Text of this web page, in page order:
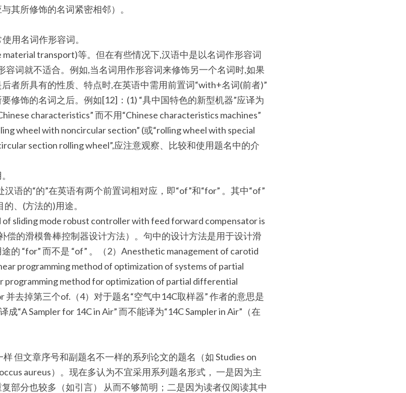
其所修饰的名词紧密相邻）。
用名词作形容词。
material transport)等。但在有些情况下,汉语中是以名词作形容词
容词就不适合。例如,当名词用作形容词来修饰另一个名词时,如果
者所具有的性质、特点时,在英语中需用前置词“with+名词(前者)”
修饰的名词之后。例如[12]：(1) “具中国特色的新型机器”应译为
characteristics” 而不用“Chinese characteristics machines”
wheel with noncircular section” (或“rolling wheel with special
section rolling wheel”,应注意观察、比较和使用题名中的介
语的“的”在英语有两个前置词相对应，即“of”和“for” 。其中“of”
、(方法的)用途。
sliding mode robust controller with feed forward compensator is
偿的滑模鲁棒控制器设计方法）。句中的设计方法是用于设计滑
的 “for” 而不是 “of” 。（2）Anesthetic management of carotid
programming method of optimization of systems of partial
programming method for optimization of partial differential
并去掉第三个of.（4）对于题名“空气中14C取样器” 作者的意思是
成“A Sampler for 14C in Air” 而不能译为“14C Sampler in Air”（在
但文章序号和副题名不一样的系列论文的题名（如 Studies on
aureus）。现在多认为不宜采用系列题名形式， 一是因为主
部分也较多（如引言） 从而不够简明；二是因为读者仅阅读其中